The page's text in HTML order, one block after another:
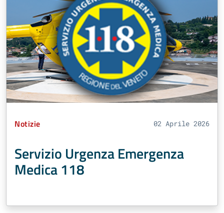
Tipo Contenuto:
Notizie 02 Aprile 2026
Servizio Urgenza Emergenza
Medica 118